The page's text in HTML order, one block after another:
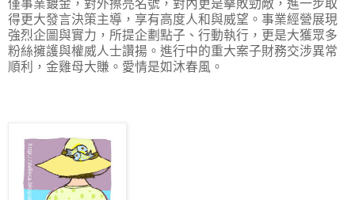
僅事業鍍金，對外擦亮名號，對內更是擊敗勁敵，進一步取
得更大發言決策主導，享有高度人和與威望。事業經營展現
強烈企圖與實力，所提企劃點子、行動執行，更是大獲眾多
粉絲擁護與權威人士讚揚。進行中的重大案子財務交涉異常
順利，金雞母大賺。愛情是如沐春風。